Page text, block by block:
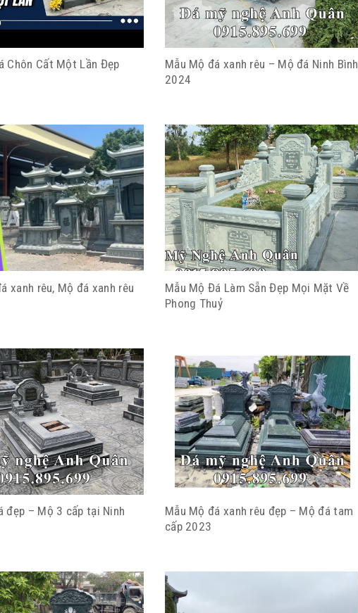
Chôn Cất Một Lần Đẹp
Mẫu Mộ đá xanh rêu – Mộ đá Ninh Bình
2024
xanh rêu, Mộ đá xanh rêu
Mẫu Mộ Đá Làm Sẵn Đẹp Mọi Mặt Về
Phong Thuỷ
đẹp – Mộ 3 cấp tại Ninh
Mẫu Mộ đá xanh rêu đẹp – Mộ đá tam
cấp 2023